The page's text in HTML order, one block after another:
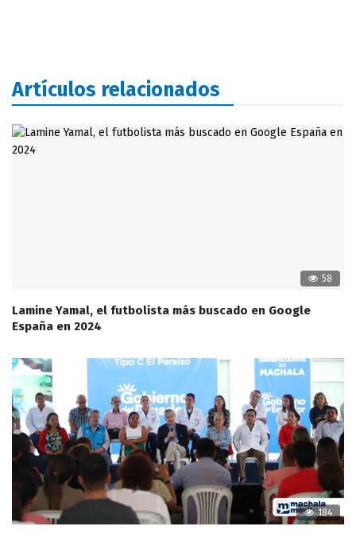
Artículos relacionados
58
Lamine Yamal, el futbolista más buscado en Google
España en 2024
184